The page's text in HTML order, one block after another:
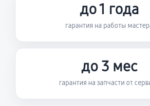
до 1 года
гарантия на работы
до 3 мес
гарантия на запчасти от